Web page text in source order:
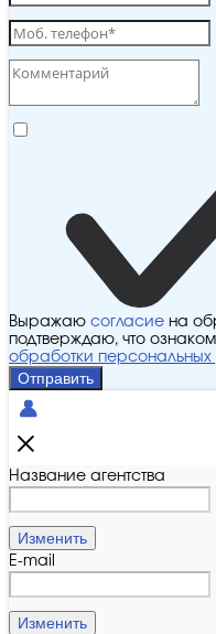
Выражаю согласие на
подтверждаю, что
обработки персональных
Отправить
Название агентства
Изменить
E-mail
Изменить